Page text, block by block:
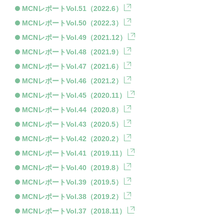
MCNレポートVol.51（2022.6）
MCNレポートVol.50（2022.3）
MCNレポートVol.49（2021.12）
MCNレポートVol.48（2021.9）
MCNレポートVol.47（2021.6）
MCNレポートVol.46（2021.2）
MCNレポートVol.45（2020.11）
MCNレポートVol.44（2020.8）
MCNレポートVol.43（2020.5）
MCNレポートVol.42（2020.2）
MCNレポートVol.41（2019.11）
MCNレポートVol.40（2019.8）
MCNレポートVol.39（2019.5）
MCNレポートVol.38（2019.2）
MCNレポートVol.37（2018.11）